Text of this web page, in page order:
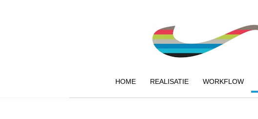
HOME REALISATIE WORKFLOW